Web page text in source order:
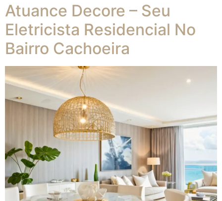
Atuance Decore – Seu
Eletricista Residencial No
Bairro Cachoeira